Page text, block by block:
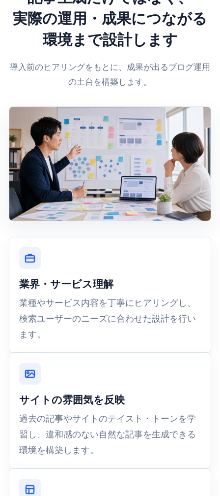
実際の運用・成果につながる
環境まで設計します
導入前のヒアリングをもとに、成果が出るブログ運用
の土台を構築します。
業界・サービス理解
業種やサービス内容を丁寧にヒアリングし、
検索ユーザーのニーズに合わせた設計を行い
ます。
サイトの雰囲気を反映
過去の記事やサイトのテイスト・トーンを学
習し、違和感のない自然な記事を生成できる
環境を構築します。